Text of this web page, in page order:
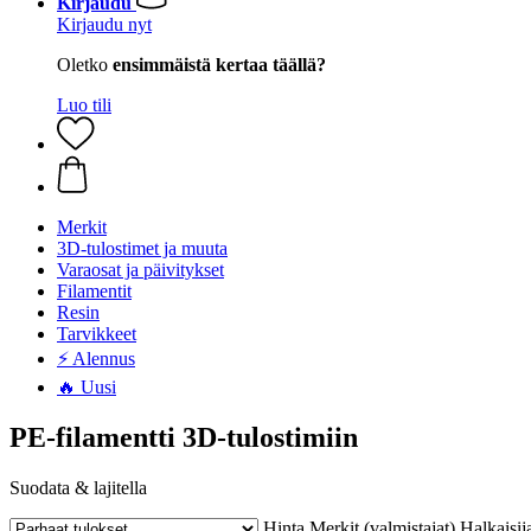
Kirjaudu nyt
Oletko ensimmäistä kertaa täällä?
Luo tili
Merkit
3D-tulostimet ja muuta
Varaosat ja päivitykset
Filamentit
Resin
Tarvikkeet
⚡ Alennus
🔥 Uusi
PE-filamentti 3D-tulostimiin
Suodata & lajitella